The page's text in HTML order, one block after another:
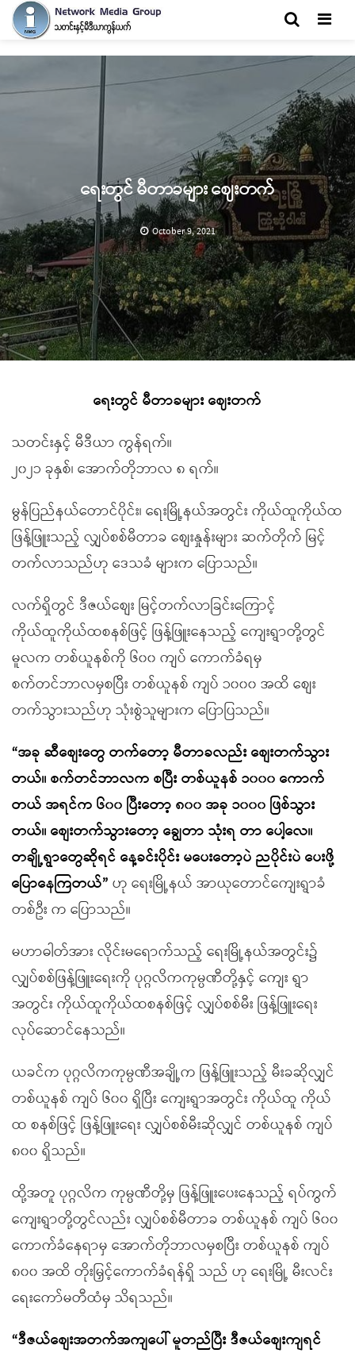
ရေးတွင် မီတာခများ ဈေးတက်
October 9, 2021
ရေးတွင် မီတာခများ ဈေးတက်
သတင်းနှင့် မီဒီယာ ကွန်ရက်။
၂၀၂၁ ခုနှစ်၊ အောက်တိုဘာလ ၈ ရက်။
မွန်ပြည်နယ်တောင်ပိုင်း၊ ရေးမြို့နယ်အတွင်း ကိုယ်ထူကိုယ်ထ
ဖြန့်ဖြူးသည့် လျှပ်စစ်မီတာခ စျေးနှုန်းများ ဆက်တိုက် မြင့်
တက်လာသည်ဟု ဒေသခံ များက ပြောသည်။
လက်ရှိတွင် ဒီဇယ်စျေး မြင့်တက်လာခြင်းကြောင့်
ကိုယ်ထူကိုယ်ထစနစ်ဖြင့် ဖြန့်ဖြူးနေသည့် ကျေးရွာတို့တွင်
မူလက တစ်ယူနစ်ကို ၆၀၀ ကျပ် ကောက်ခံရမှ
စက်တင်ဘာလမှစပြီး တစ်ယူနစ် ကျပ် ၁၀၀၀ အထိ စျေး
တက်သွားသည်ဟု သုံးစွဲသူများက ပြောပြသည်။
“အခု ဆီစျေးတွေ တက်တော့ မီတာခလည်း စျေးတက်သွား
တယ်။ စက်တင်ဘာလက စပြီး တစ်ယူနစ် ၁၀၀၀ ကောက်
တယ် အရင်က ၆၀၀ ပြီးတော့ ၈၀၀ အခု ၁၀၀၀ ဖြစ်သွား
တယ်။ စျေးတက်သွားတော့ ချွေတာ သုံးရ တာ ပေါ့လေ။
တချို့ရွာတွေဆိုရင် နေ့ခင်းပိုင်း မပေးတော့ပဲ ညပိုင်းပဲ ပေးဖို့
ပြောနေကြတယ်” ဟု ရေးမြို့နယ် အာယုတောင်ကျေးရွာခံ
တစ်ဦး က ပြောသည်။
မဟာဓါတ်အား လိုင်းမရောက်သည့် ရေးမြို့နယ်အတွင်း၌
လျှပ်စစ်ဖြန့်ဖြူးရေးကို ပုဂ္ဂလိကကုမ္ပဏီတို့နှင့် ကျေး ရွာ
အတွင်း ကိုယ်ထူကိုယ်ထစနစ်ဖြင့် လျှပ်စစ်မီး ဖြန့်ဖြူးရေး
လုပ်ဆောင်နေသည်။
ယခင်က ပုဂ္ဂလိကကုမ္ပဏီအချို့က ဖြန့်ဖြူးသည့် မီးခဆိုလျှင်
တစ်ယူနစ် ကျပ် ၆၀၀ ရှိပြီး ကျေးရွာအတွင်း ကိုယ်ထူ ကိုယ်
ထ စနစ်ဖြင့် ဖြန့်ဖြူးရေး လျှပ်စစ်မီးဆိုလျှင် တစ်ယူနစ် ကျပ်
၈၀၀ ရှိသည်။
ထို့အတူ ပုဂ္ဂလိက ကုမ္ပဏီတို့မှ ဖြန့်ဖြူးပေးနေသည့် ရပ်ကွက်
ကျေးရွာတို့တွင်လည်း လျှပ်စစ်မီတာခ တစ်ယူနစ် ကျပ် ၆၀၀
ကောက်ခံနေရာမှ အောက်တိုဘာလမှစပြီး တစ်ယူနစ် ကျပ်
၈၀၀ အထိ တိုးမြှင့်ကောက်ခံရန်ရှိ သည် ဟု ရေးမြို့ မီးလင်း
ရေးကော်မတီထံမှ သိရသည်။
“ဒီဇယ်စျေးအတက်အကျပေါ် မူတည်ပြီး ဒီဇယ်စျေးကျရင်